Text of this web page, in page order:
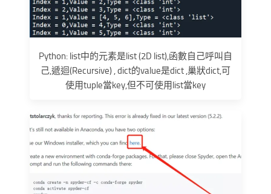
Python: list中的元素是list (2D list),函數自己呼叫自
己,遞迴(Recursive) , dict的value是dict ,巢狀dict,可
使用tuple當key,但不可使用list當key